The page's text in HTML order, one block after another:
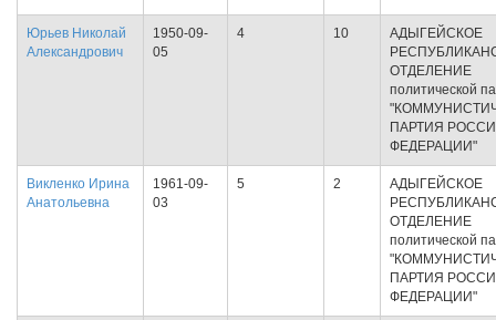
Юрьев Николай
Александрович
1950-09-
05
4 10
АДЫГЕЙСКОЕ
ОТДЕЛЕНИЕ
политической
ПАРТИЯ
ФЕДЕРАЦИИ"
Викленко Ирина
Анатольевна
1961-09-
03
5 2
АДЫГЕЙСКОЕ
ОТДЕЛЕНИЕ
политической
ПАРТИЯ
ФЕДЕРАЦИИ"